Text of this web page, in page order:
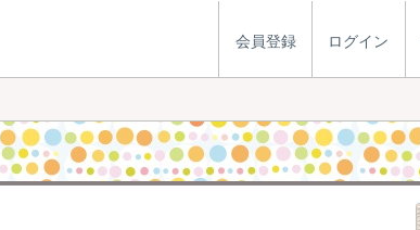
会員登録 ログイン